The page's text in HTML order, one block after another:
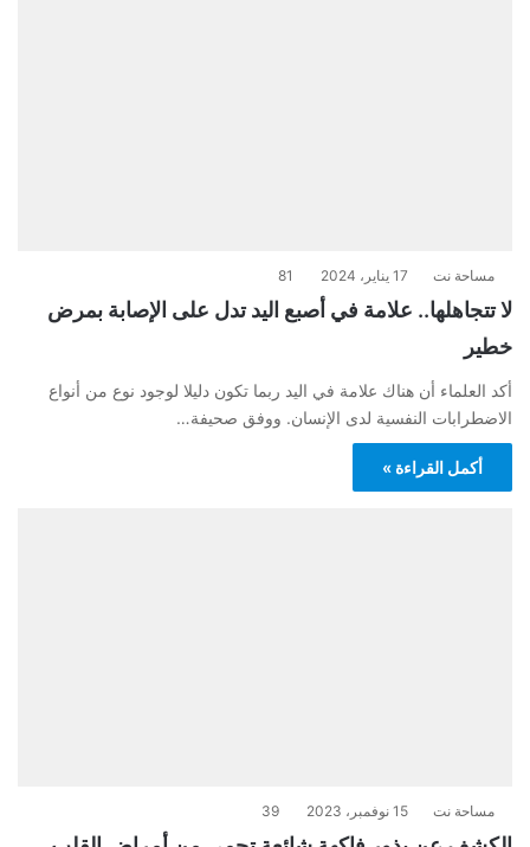
مساحة نت 17 يناير، 2024 81
لا تتجاهلها.. علامة في أصبع اليد تدل على الإصابة بمرض
خطير
أكد العلماء أن هناك علامة في اليد ربما تكون دليلا لوجود نوع من أنواع
الاضطرابات النفسية لدى الإنسان. ووفق صحيفة…
أكمل القراءة »
مساحة نت 15 نوفمبر، 2023 39